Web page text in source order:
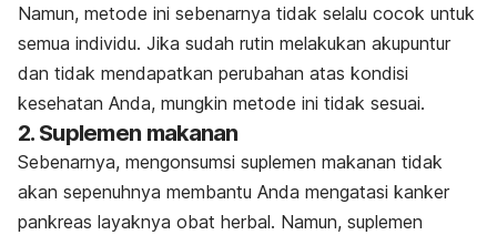
Namun, metode ini sebenarnya tidak selalu cocok untuk
semua individu. Jika sudah rutin melakukan akupuntur
dan tidak mendapatkan perubahan atas kondisi
kesehatan Anda, mungkin metode ini tidak sesuai.
2. Suplemen makanan
Sebenarnya, mengonsumsi suplemen makanan tidak
akan sepenuhnya membantu Anda mengatasi kanker
pankreas layaknya obat herbal. Namun, suplemen